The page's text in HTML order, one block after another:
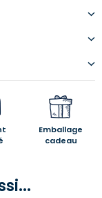
Emballage
cadeau